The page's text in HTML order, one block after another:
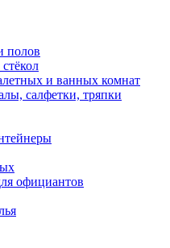
полов
и ванных комнат
салфетки, тряпки
официантов